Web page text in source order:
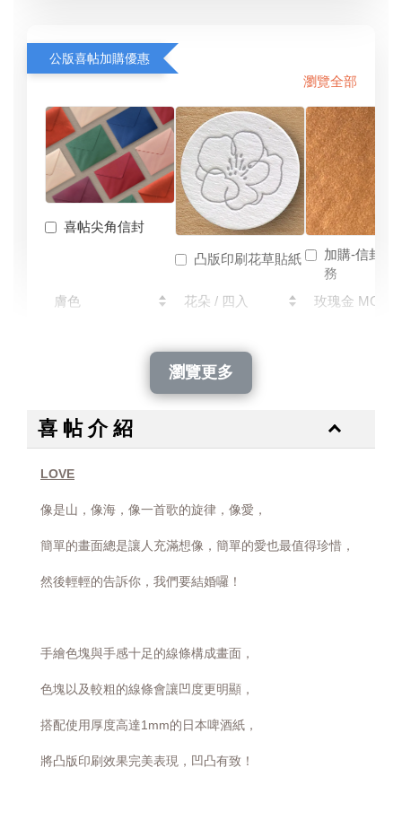
公版喜帖加購優惠
瀏覽全部
喜帖尖角信封
凸版印刷花草貼紙
NT$ 40
加購-信封燙
務
瀏覽更多
喜 帖 介 紹
LOVE
像是山，像海，像一首歌的旋律，像愛，
簡單的畫面總是讓人充滿想像， 簡單的愛也最值得珍惜，
然後輕輕的告訴你，我們要結婚囉！
手繪色塊與手感十足的線條構成畫面，
色塊以及較粗的線條會讓凹度更明顯，
搭配使用厚度高達1mm的日本啤酒紙，
將凸版印刷效果完美表現，凹凸有致！